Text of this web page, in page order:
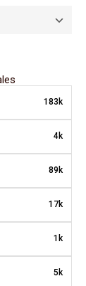
183k
4k
89k
17k
1k
5k